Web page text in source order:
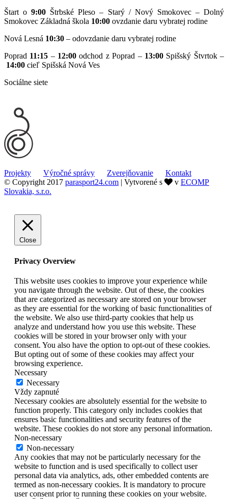
Štart o 9:00 Štrbské Pleso – Starý / Nový Smokovec – Dolný
Smokovec Základná škola 10:00 ovzdanie daru vybratej rodine
Nová Lesná 10:30 – odovzdanie daru vybratej rodine
Poprad 11:15 – 12:00 odchod z Poprad – 13:00Spišský Štvrtok –
14:00 cieľ Spišská Nová Ves
Sociálne siete
Facebook
Twitter
Projekty Výročné správy Zverejňovanie
Kontakt
© Copyright 2017 parasport24.com | Vytvorené s v ECOMP
Slovakia, s.r.o.
Close
Privacy Overview
This website uses cookies to improve your experience while
you navigate through the website. Out of these, the cookies
that are categorized as necessary are stored on your browser
as they are essential for the working of basic functionalities of
the website. We also use third-party cookies that help us
analyze and understand how you use this website. These
cookies will be stored in your browser only with your
consent. You also have the option to opt-out of these cookies.
But opting out of some of these cookies may affect your
browsing experience.
Necessary
Necessary
Vždy zapnuté
Necessary cookies are absolutely essential for the website to
function properly. This category only includes cookies that
ensures basic functionalities and security features of the
website. These cookies do not store any personal information.
Non-necessary
Non-necessary
Any cookies that may not be particularly necessary for the
website to function and is used specifically to collect user
personal data via analytics, ads, other embedded contents are
termed as non-necessary cookies. It is mandatory to procure
user consent prior to running these cookies on your website.